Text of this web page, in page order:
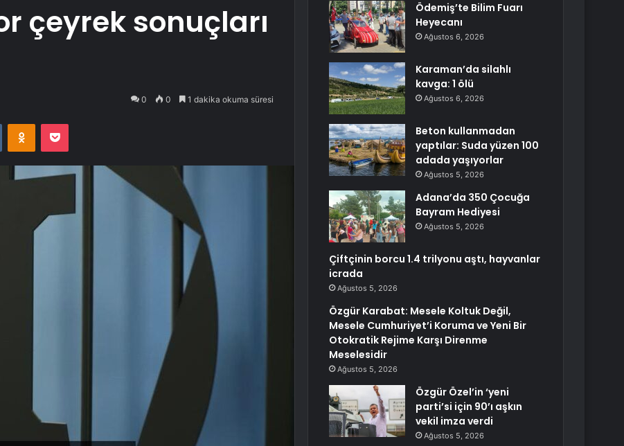
çeyrek sonuçları
0 0 1 dakika okuma süresi
VKontakteOdnoklassniki
Pocket
Ödemiş’te Bilim Fuarı
Heyecanı
Ağustos 6, 2026
Karaman’da silahlı
kavga: 1 ölü
Ağustos 6, 2026
Beton kullanmadan
yaptılar: Suda yüzen 100
adada yaşıyorlar
Ağustos 5, 2026
Adana’da 350 Çocuğa
Bayram Hediyesi
Ağustos 5, 2026
Çiftçinin borcu 1.4 trilyonu aştı, hayvanlar
icrada
Ağustos 5, 2026
Özgür Karabat: Mesele Koltuk Değil,
Mesele Cumhuriyet’i Koruma ve Yeni Bir
Otokratik Rejime Karşı Direnme
Meselesidir
Ağustos 5, 2026
Özgür Özel’in ‘yeni
parti’si için 90’ı aşkın
vekil imza verdi
Ağustos 5, 2026